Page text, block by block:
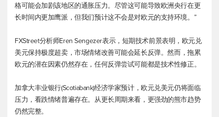
格可能会加剧该地区的通胀压力。尽管这可能导致欧洲央行在更
长时间内更加鹰派，但我们预计这不会是对欧元的支持环境。”
FXStreet分析师Eren Sengezer表示，短期技术前景表明， 欧元兑
美元保持极度超卖，市场情绪改善可能会延长反弹。然而，拖累
欧元的潜在因素仍然存在，任何反弹尝试可能都是技术性修正。
加拿大丰业银行(Scotiabank)经济学家预计，欧元兑美元仍将面临
压力，看跌情绪普遍存在。从更长周期来看，更强劲的熊市趋势
仍然完整。